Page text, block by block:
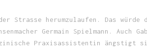
herumzulaufen. Das würde
Germain Spielmann.
Praxisassistentin ängstigt